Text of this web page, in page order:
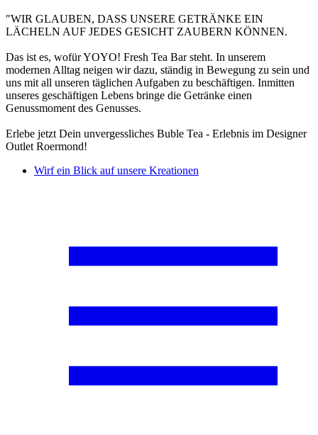
"WIR GLAUBEN, DASS UNSERE GETRÄNKE EIN
LÄCHELN AUF JEDES GESICHT ZAUBERN KÖNNEN.
Das ist es, wofür YOYO! Fresh Tea Bar steht. In unserem
modernen Alltag neigen wir dazu, ständig in Bewegung zu sein und
uns mit all unseren täglichen Aufgaben zu beschäftigen. Inmitten
unseres geschäftigen Lebens bringe die Getränke einen
Genussmoment des Genusses.
Erlebe jetzt Dein unvergessliches Buble Tea - Erlebnis im Designer
Outlet Roermond!
Wirf ein Blick auf unsere Kreationen